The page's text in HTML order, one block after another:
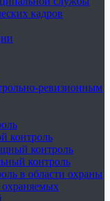
кадров
ревизионным
контроль
контроль
контроль
в области охраны
охраняемых